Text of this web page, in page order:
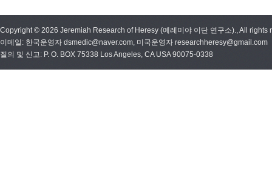
Copyright © 2026 Jeremiah Research of Heresy (예레미야 이단 연구소)., All rights
이메일: 한국운영자 dsmedic@naver.com, 미국운영자 researchheresy@gmail.com
질의 및 신고: P. O. BOX 75338 Los Angeles, CA USA 90075-0338